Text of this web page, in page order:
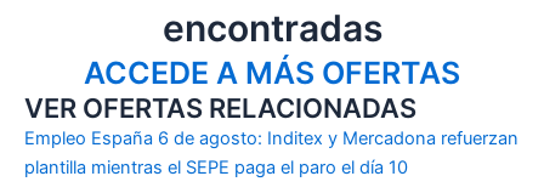
encontradas
ACCEDE A MÁS OFERTAS
VER OFERTAS RELACIONADAS
Empleo España 6 de agosto: Inditex y Mercadona refuerzan
plantilla mientras el SEPE paga el paro el día 10